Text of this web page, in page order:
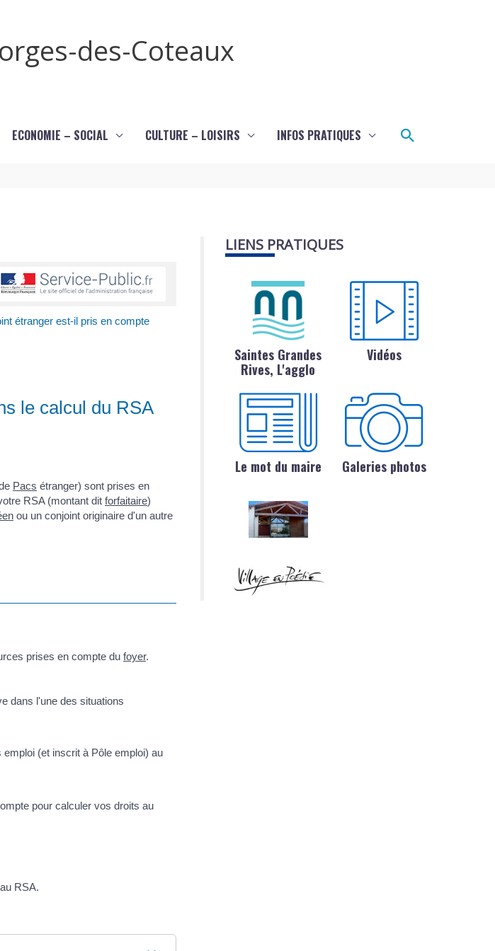
des-Coteaux
ECONOMIE – SOCIAL CULTURE – LOISIRS INFOS PRATIQUES Rechercher
étranger est-il pris en compte
le calcul du RSA
Pacs étranger) sont prises en
RSA (montant dit forfaitaire)
ou un conjoint originaire d'un autre
prises en compte du foyer.
dans l'une des situations
(et inscrit à Pôle emploi) au
pour calculer vos droits au
RSA.
LIENS PRATIQUES
Saintes Grandes
Rives, L'agglo
Vidéos
Le mot du maire Galeries photos